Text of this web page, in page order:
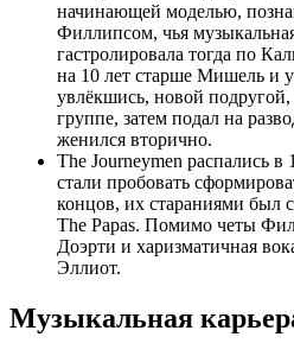
начинающей моделью,
Филлипсом, чья
гастролировала тогда по
на 10 лет старше Мишель и
увлёкшись, новой подругой,
группе, затем подал на
женился вторично.
The Journeymen распались
стали пробовать
концов, их стараниями был
The Papas. Помимо четы
Доэрти и харизматичная
Эллиот.
Музыкальная